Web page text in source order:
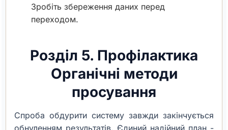
Зробіть збереження даних перед
переходом.
Розділ 5. Профілактика
Органічні методи
просування
Спроба обдурити систему завжди закінчується
обнуленням результатів. Єдиний надійний план -